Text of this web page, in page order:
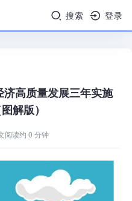
搜索 登录
高质量发展三年实施
解版）
阅读约 0 分钟